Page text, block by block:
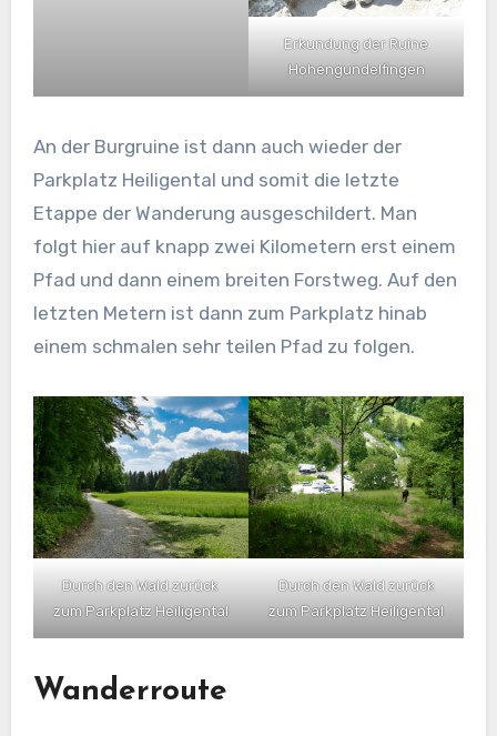
Erkundung der Ruine
Hohengundelfingen
An der Burgruine ist dann auch wieder der
Parkplatz Heiligental und somit die letzte
Etappe der Wanderung ausgeschildert. Man
folgt hier auf knapp zwei Kilometern erst einem
Pfad und dann einem breiten Forstweg. Auf den
letzten Metern ist dann zum Parkplatz hinab
einem schmalen sehr teilen Pfad zu folgen.
Durch den Wald zurück
zum Parkplatz Heiligental
Durch den Wald zurück
zum Parkplatz Heiligental
Wanderroute